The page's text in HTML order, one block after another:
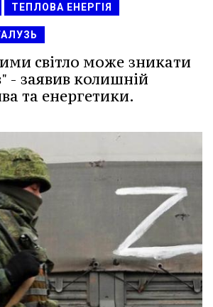
ТЕПЛОВА ЕНЕРГІЯ
світло може зникати
- заявив колишній
та енергетики.